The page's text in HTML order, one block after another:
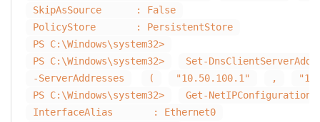
SkipAsSource : False
PolicyStore : PersistentStore
PS C:\Windows\system32>
PS C:\Windows\system32>
Set-
-ServerAddresses
( "10.50.100.1" ,
PS C:\Windows\system32>
Get-NetIPConfiguration
InterfaceAlias : Ethernet0